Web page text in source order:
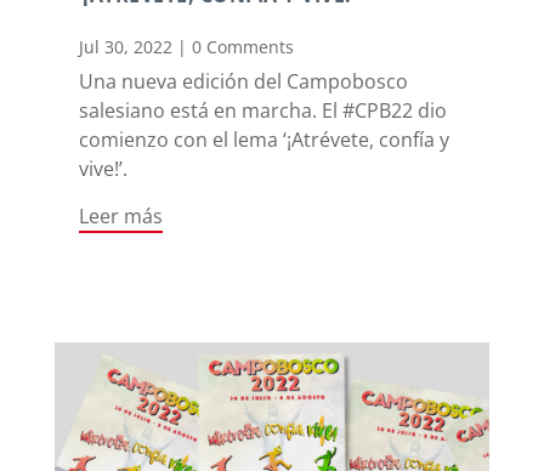
Jul 30, 2022| 0 Comments
Una nueva edición del Campobosco
salesiano está en marcha. El #CPB22 dio
comienzo con el lema ‘¡Atrévete, confía y
vive!’.
Leer más